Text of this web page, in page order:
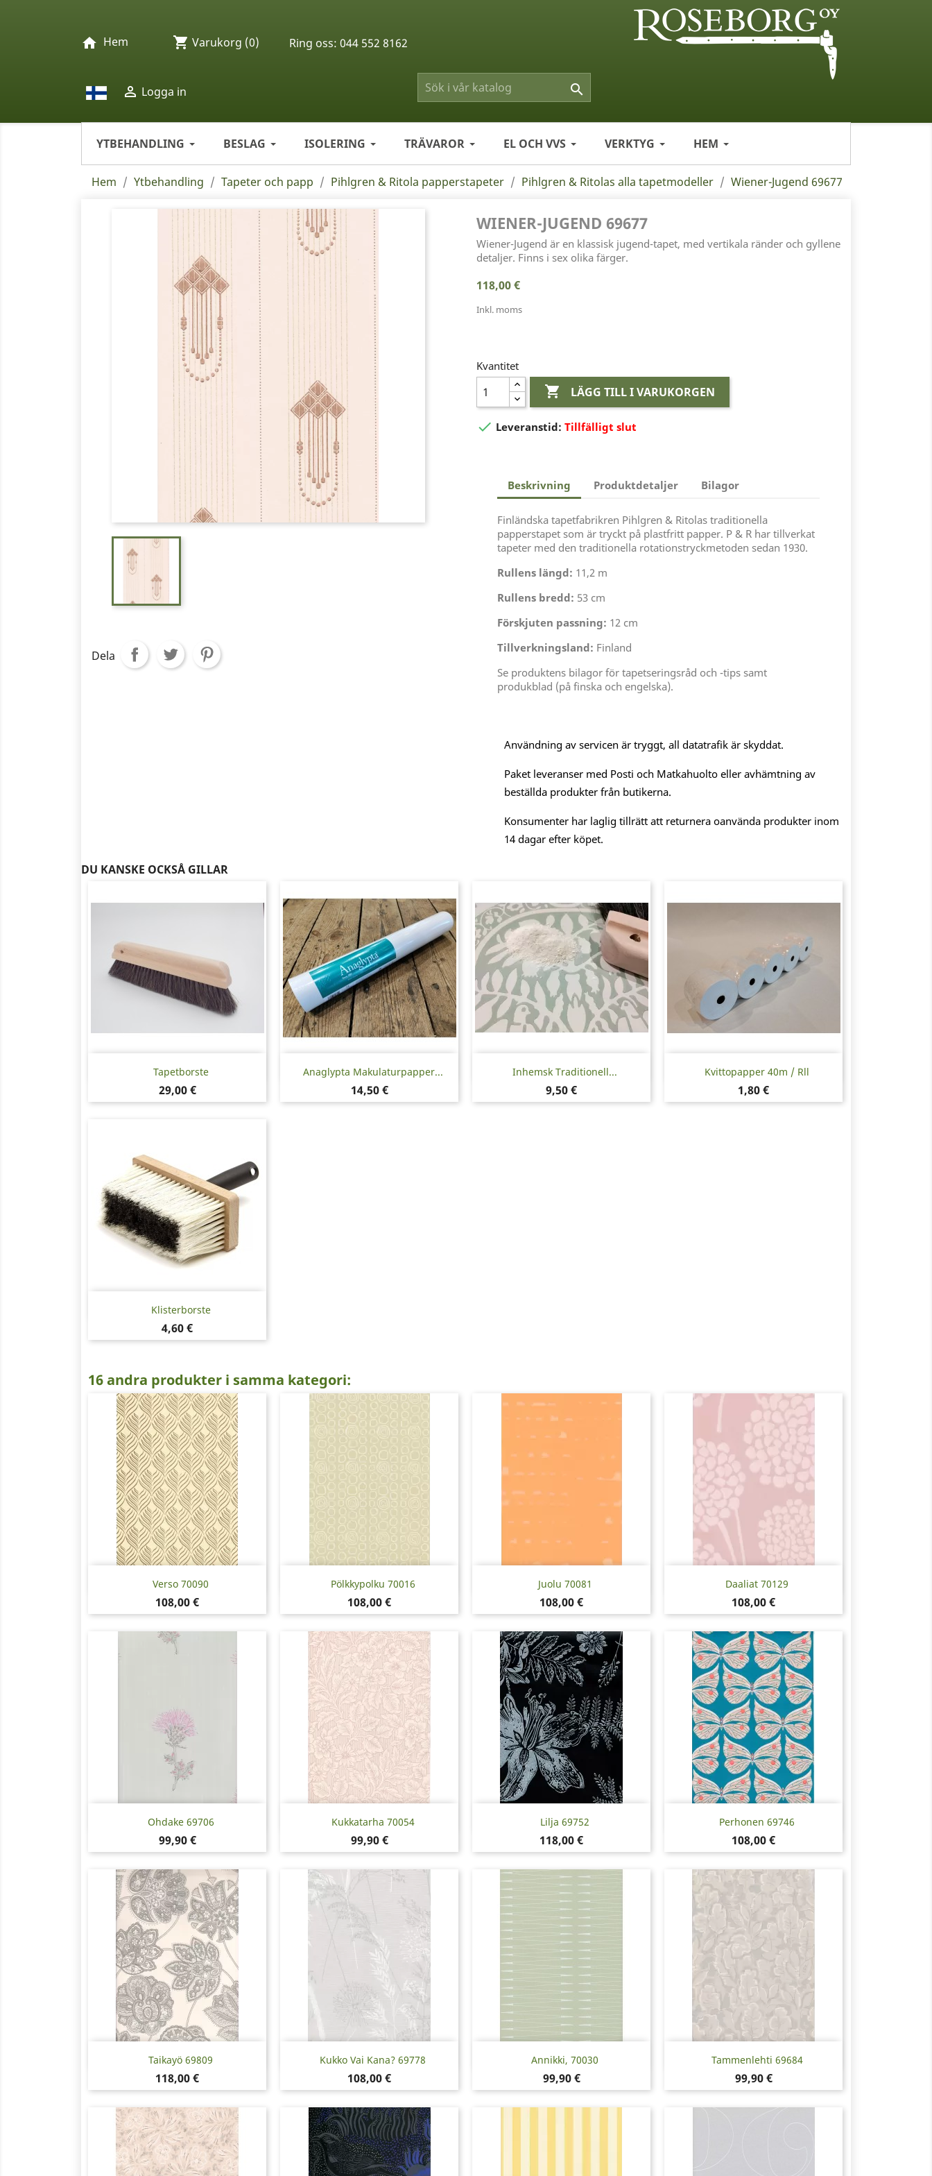

home Hem
 Logga in
shopping_cart Varukorg (0)
YTBEHANDLING BESLAG ISOLERING TRÄVAROR EL OCH VVS VERKTYG HEM
Ring oss: 044 552 8162
Hem Ytbehandling Tapeter och papp Pihlgren & Ritola papperstapeter Pihlgren & Ritolas alla tapetmodeller Wiener-Jugend 69677
Dela
WIENER-JUGEND 69677
Wiener-Jugend är en klassisk jugend-tapet, med vertikala ränder och gyllene
detaljer. Finns i sex olika färger.
118,00 €
Inkl. moms
Kvantitet
 LÄGG TILL I VARUKORGEN
 Leveranstid: Tillfälligt slut
Beskrivning Produktdetaljer Bilagor
Finländska tapetfabrikren Pihlgren & Ritolas traditionella
papperstapet som är tryckt på plastfritt papper. P & R har tillverkat
tapeter med den traditionella rotationstryckmetoden sedan 1930.
Rullens längd: 11,2 m
Rullens bredd: 53 cm
Förskjuten passning: 12 cm
Tillverkningsland: Finland
Se produktens bilagor för tapetseringsråd och -tips samt
produkblad (på finska och engelska).
Användning av servicen är tryggt, all datatrafik är skyddat.
Paket leveranser med Posti och Matkahuolto eller avhämtning av
beställda produkter från butikerna.
Konsumenter har laglig tillrätt att returnera oanvända produkter inom
14 dagar efter köpet.
DU KANSKE OCKSÅ GILLAR
Tapetborste
Pris
29,00 €
Snabbvy Anaglypta Makulaturpapper...
Pris
14,50 €
Snabbvy Inhemsk Traditionell...
Pris
9,50 €
Snabbvy Kvittopapper 40m / Rll
Pris
1,80 €
Snabbvy
Klisterborste
Pris
4,60 €
Snabbvy
16 andra produkter i samma kategori:
Verso 70090
Pris
108,00 €
Snabbvy Pölkkypolku 70016
Pris
108,00 €
Snabbvy Juolu 70081
Pris
108,00 €
Snabbvy Daaliat 70129
Pris
108,00 €
Snabbvy
Ohdake 69706
Pris
99,90 €
Snabbvy Kukkatarha 70054
Pris
99,90 €
Snabbvy Lilja 69752
Pris
118,00 €
Snabbvy Perhonen 69746
Pris
108,00 €
Snabbvy
Taikayö 69809
Pris
118,00 €
Snabbvy Kukko Vai Kana? 69778
Pris
108,00 €
Snabbvy Annikki, 70030
Pris
99,90 €
Snabbvy Tammenlehti 69684
Pris
99,90 €
Snabbvy